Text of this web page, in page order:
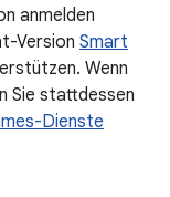
anmelden
Version Smart
Wenn
Sie stattdessen
Dienste